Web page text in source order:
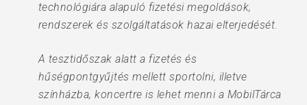
technológiára alapuló fizetési megoldások,
rendszerek és szolgáltatások hazai elterjedését.
A tesztidőszak alatt a fizetés és
hűségpontgyűjtés mellett sportolni, illetve
színházba, koncertre is lehet menni a MobilTárca